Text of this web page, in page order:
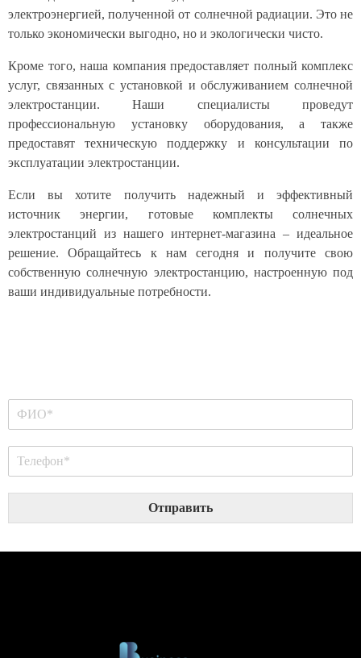
электроэнергией, полученной от солнечной радиации. Это не
только экономически выгодно, но и экологически чисто.
Кроме того, наша компания предоставляет полный комплекс
услуг, связанных с установкой и обслуживанием солнечной
электростанции. Наши специалисты проведут
профессиональную установку оборудования, а также
предоставят техническую поддержку и консультации по
эксплуатации электростанции.
Если вы хотите получить надежный и эффективный
источник энергии, готовые комплекты солнечных
электростанций из нашего интернет-магазина – идеальное
решение. Обращайтесь к нам сегодня и получите свою
собственную солнечную электростанцию, настроенную под
ваши индивидуальные потребности.
Отправить